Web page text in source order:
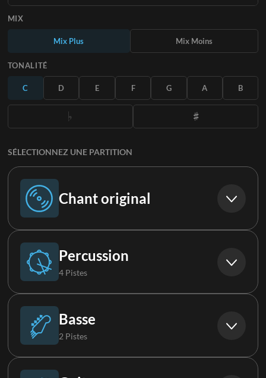
Disponible dans les 12 tonalités avec des Mix Plus et Moins
pour chaque partition et le chant original.
S'ABONNER
MIX
Mix Plus Mix Moins
TONALITÉ
C D E F G A B
SÉLECTIONNEZ UNE PARTITION
Chant original
Chant original
Percussion
4 Pistes
Batterie (Live)
Percussions
Basse
2 Pistes
Basse